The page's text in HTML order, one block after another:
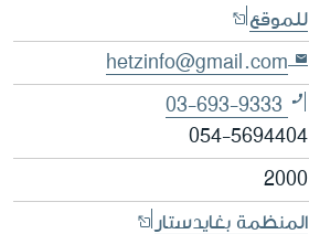
للموقع
hetzinfo@gmail.com
03-693-9333
054-5694404
2000
المنظمة بغايدستار